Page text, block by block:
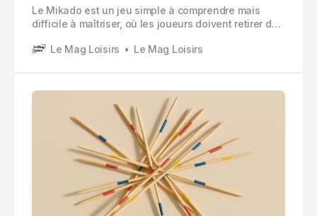
Le Mikado est un jeu simple à comprendre mais
difficile à maîtriser, où les joueurs doivent retirer des
autres.Le Mag Loisirs Le Mag Loisirs